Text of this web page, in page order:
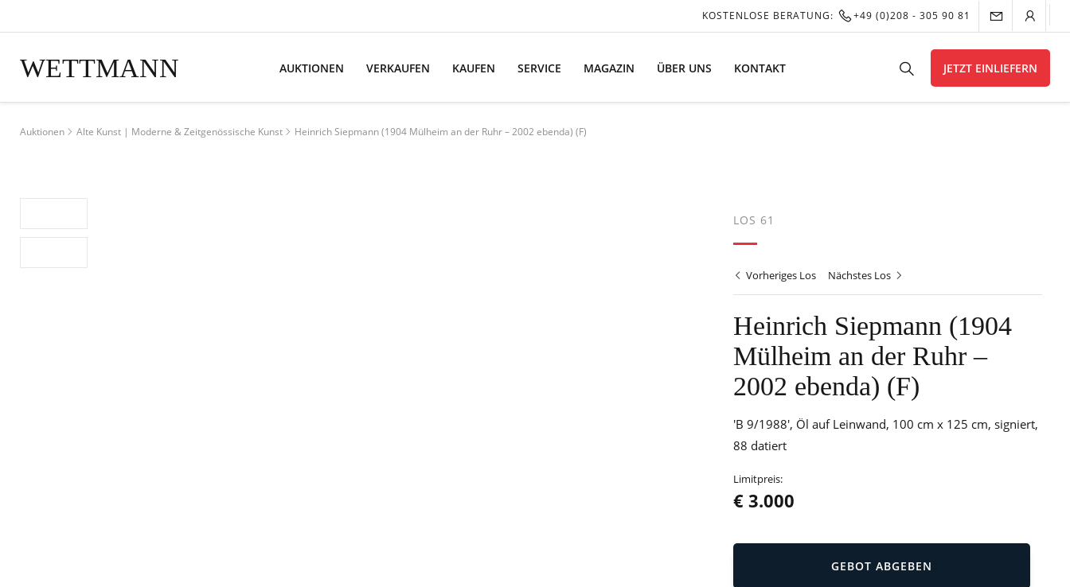
KOSTENLOSE BERATUNG: +49 (0)208 - 305 90 81
WETTMANN AUKTIONEN VERKAUFEN KAUFEN SERVICE MAGAZIN ÜBER UNS KONTAKT JETZT EINLIEFERN
Auktionen Alte Kunst | Moderne & Zeitgenössische Kunst Heinrich Siepmann (1904 Mülheim an der Ruhr – 2002 ebenda) (F)
LOS 61
Vorheriges Los Nächstes Los
Heinrich Siepmann (1904
Mülheim an der Ruhr –
2002 ebenda) (F)
'B 9/1988', Öl auf Leinwand, 100 cm x 125 cm, signiert,
88 datiert
Limitpreis:
€ 3.000
GEBOT ABGEBEN